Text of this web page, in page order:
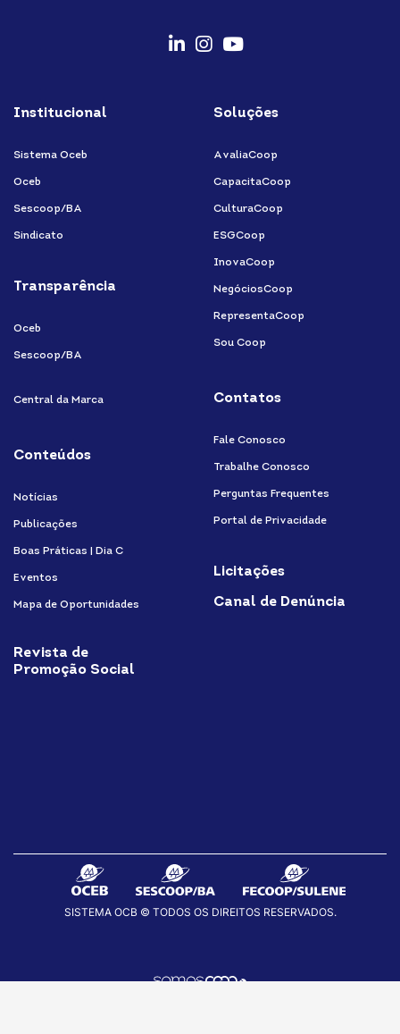
instagram
youtube
Institucional
Sistema Oceb
Oceb
Sescoop/BA
Sindicato
Transparência
Oceb
Sescoop/BA
Central da Marca
Conteúdos
Notícias
Publicações
Boas Práticas | Dia C
Eventos
Mapa de Oportunidades
Revista de
Promoção Social
Soluções
AvaliaCoop
CapacitaCoop
CulturaCoop
ESGCoop
InovaCoop
NegóciosCoop
RepresentaCoop
Sou Coop
Contatos
Fale Conosco
Trabalhe Conosco
Perguntas Frequentes
Portal de Privacidade
Licitações
Canal de Denúncia
SISTEMA OCB © TODOS OS DIREITOS RESERVADOS.